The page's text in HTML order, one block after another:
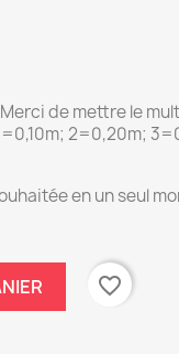
de mettre le
2=0,20m;
en un seul
favorite_border